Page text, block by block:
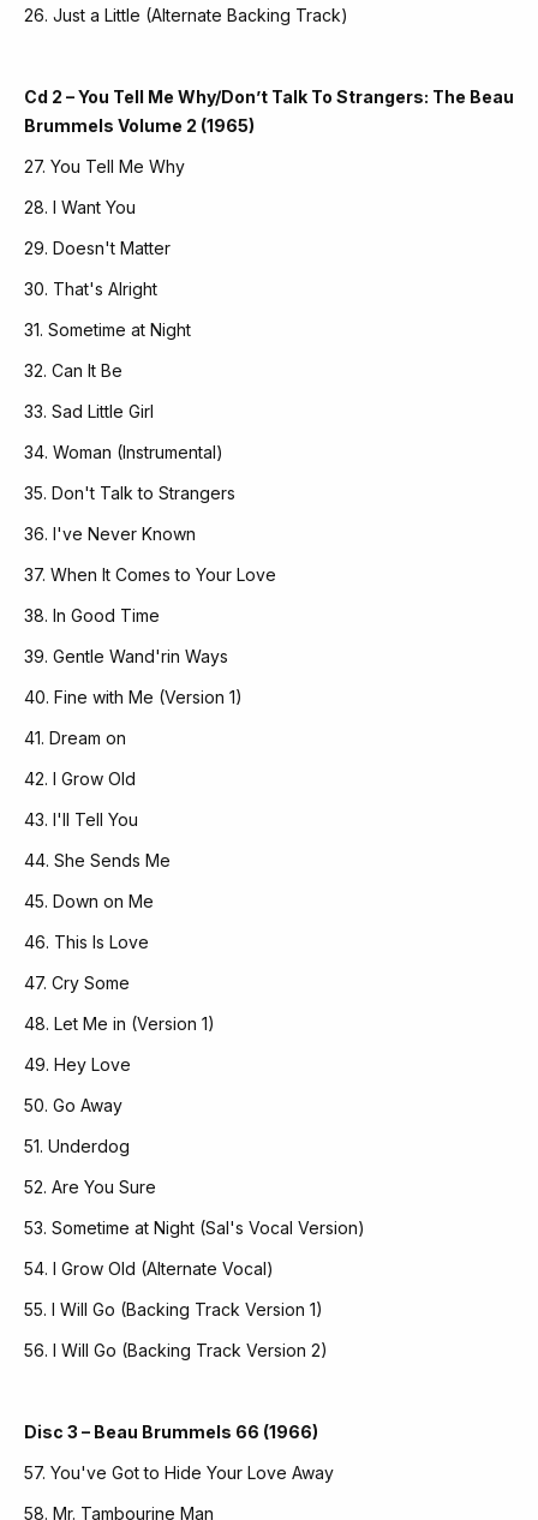
26. Just a Little (Alternate Backing Track)
Cd 2 – You Tell Me Why/Don’t Talk To Strangers: The Beau
Brummels Volume 2 (1965)
27. You Tell Me Why
28. I Want You
29. Doesn't Matter
30. That's Alright
31. Sometime at Night
32. Can It Be
33. Sad Little Girl
34. Woman (Instrumental)
35. Don't Talk to Strangers
36. I've Never Known
37. When It Comes to Your Love
38. In Good Time
39. Gentle Wand'rin Ways
40. Fine with Me (Version 1)
41. Dream on
42. I Grow Old
43. I'll Tell You
44. She Sends Me
45. Down on Me
46. This Is Love
47. Cry Some
48. Let Me in (Version 1)
49. Hey Love
50. Go Away
51. Underdog
52. Are You Sure
53. Sometime at Night (Sal's Vocal Version)
54. I Grow Old (Alternate Vocal)
55. I Will Go (Backing Track Version 1)
56. I Will Go (Backing Track Version 2)
Disc 3 – Beau Brummels 66 (1966)
57. You've Got to Hide Your Love Away
58. Mr. Tambourine Man